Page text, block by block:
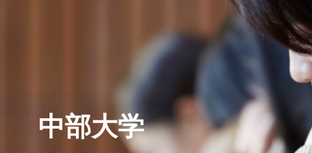
中部大学